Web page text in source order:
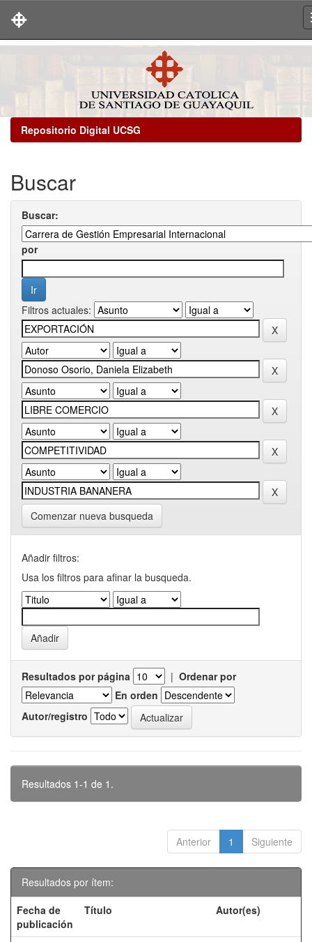
Repositorio Digital UCSG
Buscar
Buscar:
por
Filtros actuales:
Comenzar nueva busqueda
Añadir filtros:
Usa los filtros para afinar la busqueda.
Resultados por página | Ordenar por
En orden
Autor/registro
Resultados 1-1 de 1.
Anterior 1 Siguiente
Resultados por ítem:
Fecha de
publicación
Título Autor(es)